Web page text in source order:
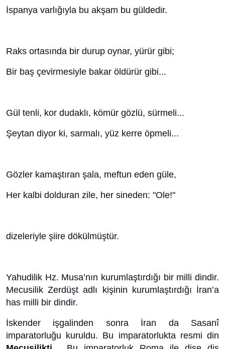
İspanya varlığıyla bu akşam bu güldedir.
Raks ortasında bir durup oynar, yürür gibi;
Bir baş çevirmesiyle bakar öldürür gibi...
Gül tenli, kor dudaklı, kömür gözlü, sürmeli...
Şeytan diyor ki, sarmalı, yüz kerre öpmeli...
Gözler kamaştıran şala, meftun eden güle,
Her kalbi dolduran zile, her sineden: "Ole!"
dizeleriyle şiire dökülmüştür.
Yahudilik Hz. Musa’nın kurumlaştırdığı bir milli dindir.
Mecusilik Zerdüşt adlı kişinin kurumlaştırdığı İran’a
has milli bir dindir.
İskender işgalinden sonra İran da Sasanî
imparatorluğu kuruldu. Bu imparatorlukta resmi din